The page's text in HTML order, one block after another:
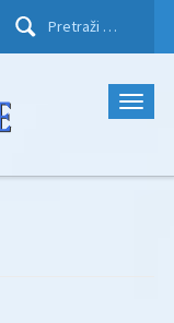
Pretraži: